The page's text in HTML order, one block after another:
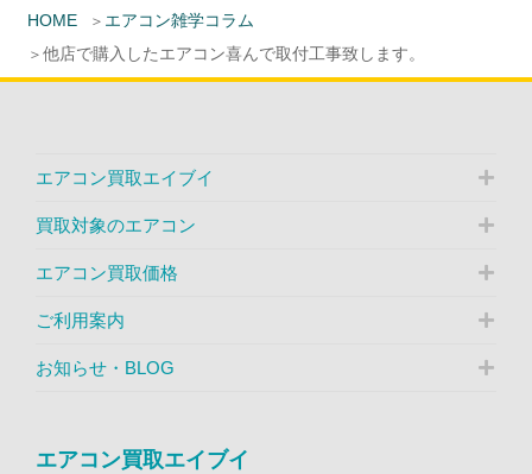
HOME
エアコン雑学コラム
他店で購入したエアコン喜んで取付工事致します。
エアコン買取エイブイ
買取対象のエアコン
エアコン買取価格
ご利用案内
お知らせ・BLOG
エアコン買取エイブイ